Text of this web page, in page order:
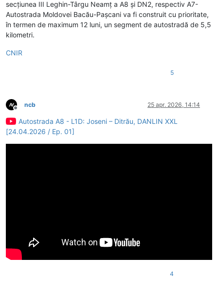
secțiunea III Leghin-Târgu Neamț a A8 și DN2, respectiv A7-
Autostrada Moldovei Bacău-Pașcani va fi construit cu prioritate,
în termen de maximum 12 luni, un segment de autostradă de 5,5
kilometri.
CNIR
5
Deconectat
ncb 25 apr. 2026, 14:14
Autostrada A8 - L1D: Joseni – Ditrău, DANLIN XXL
[24.04.2026 / Ep. 01]
4